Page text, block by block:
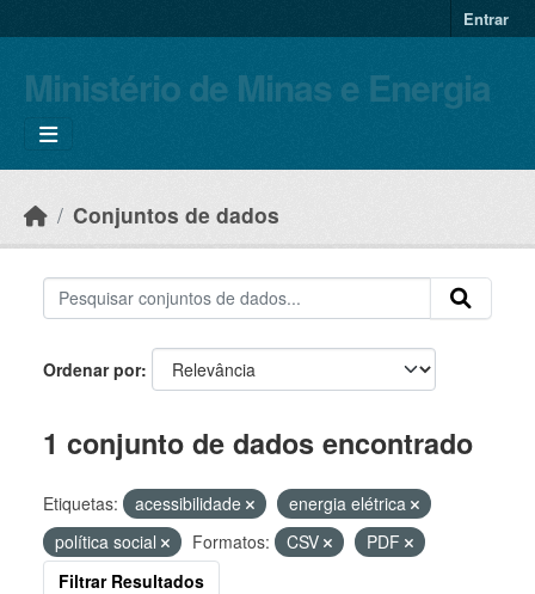
Entrar
Ministério de Minas e Energia
Conjuntos de dados
Ordenar por
1 conjunto de dados encontrado
Etiquetas: acessibilidade
energia elétrica
política social
Formatos: CSV
PDF
Filtrar Resultados